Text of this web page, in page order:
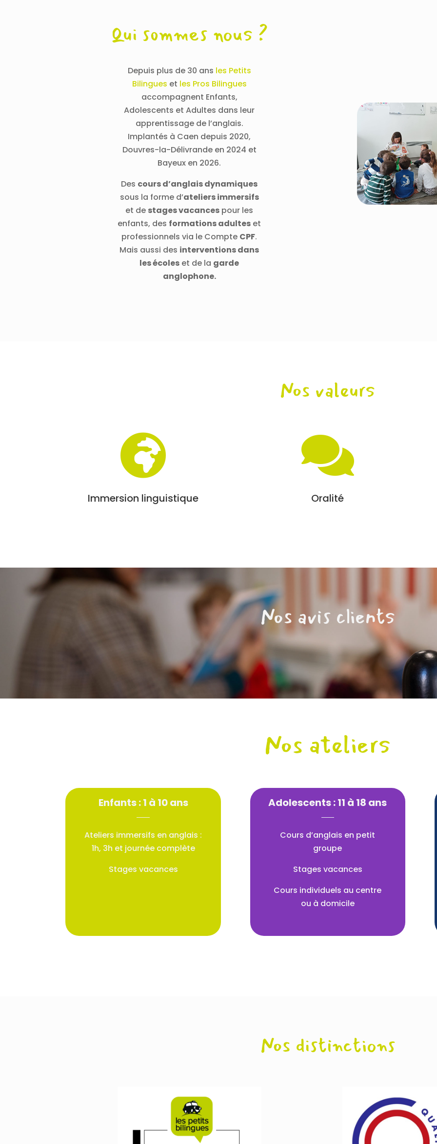
Qui sommes nous ?
Depuis plus de 30 ans les Petits
Bilingues et les Pros Bilingues
accompagnent Enfants,
Adolescents et Adultes dans leur
apprentissage de l’anglais.
Implantés à Caen depuis 2020,
Douvres-la-Délivrande en 2024 et
Bayeux en 2026.
Des cours d’anglais dynamiques
sous la forme d’ateliers immersifs
et de stages vacances pour les
enfants, des formations adultes et
professionnels via le Compte CPF.
Mais aussi des interventions dans
les écoles et de la garde
anglophone.
Nos valeurs

Immersion linguistique

Oralité
Nos avis clients
Nos ateliers
Enfants : 1 à 10 ans
Ateliers immersifs en anglais :
1h, 3h et journée complète
Stages vacances
Adolescents : 11 à 18 ans
Cours d’anglais en petit
groupe
Stages vacances
Cours individuels au centre
ou à domicile
Nos distinctions